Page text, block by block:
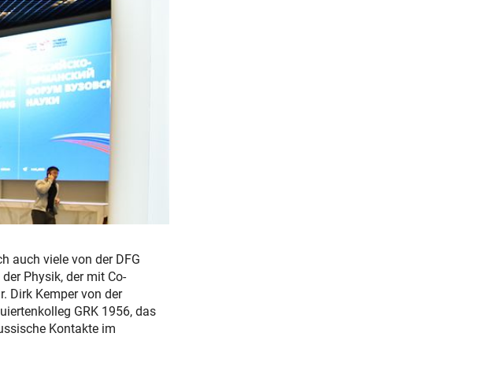
auch viele von der DFG
Physik, der mit Co-
Dirk Kemper von der
GRK 1956, das
Kontakte im